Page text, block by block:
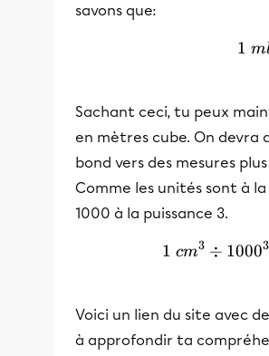
savons que:
1 m
Sachant ceci, tu peux
en mètres cube. On devra
bond vers des mesures
Comme les unités sont à
1000 à la puissance 3.
1 cm3 ÷ 10003
Voici un lien du site avec
à approfondir ta